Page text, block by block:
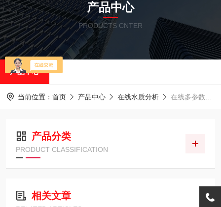
产品中心
PRODUCTS CNTER
产品中心
当前位置： 首页 产品中心 在线水质分析 在线多参数水质监测仪
产品分类
PRODUCT CLASSIFICATION
相关文章